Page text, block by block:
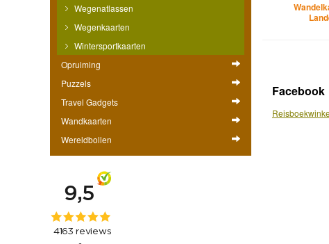
Wegenatlassen
Wegenkaarten
Wintersportkaarten
Opruiming
Puzzels
Travel Gadgets
Wandkaarten
Wereldbollen
Facebook